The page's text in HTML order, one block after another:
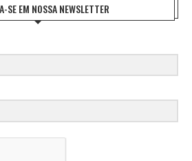
SE EM NOSSA NEWSLETTER